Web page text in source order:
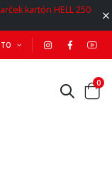
kartón HELL 250
0